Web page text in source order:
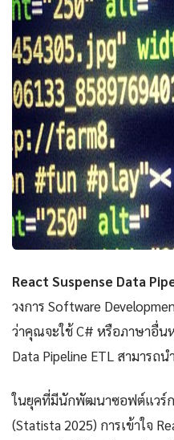
React Suspense Data
วงการ Software
ว่าคุณจะใช้ C# หรือภาษาอื่น
Data Pipeline ETL สามารถ
ในยุคที่มีนักพัฒนาซอฟต์แวร์ก
(Statista 2025) การเข้าใจ